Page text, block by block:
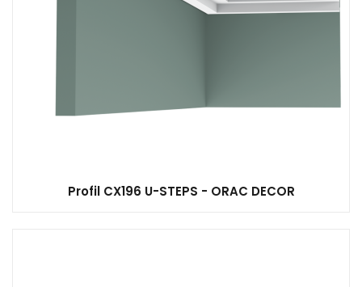
Profil CX196 U-STEPS - ORAC DECOR